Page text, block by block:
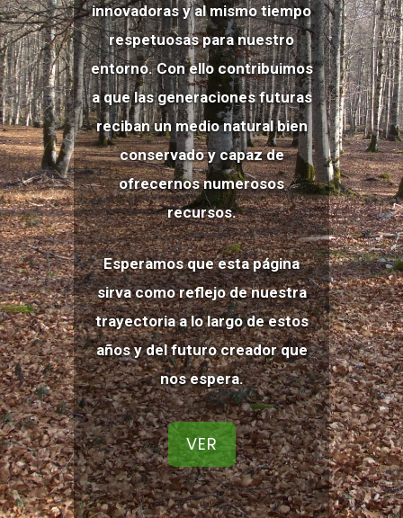
innovadoras y al mismo tiempo
respetuosas para nuestro
entorno. Con ello contribuimos
a que las generaciones futuras
reciban un medio natural bien
conservado y capaz de
ofrecernos numerosos
recursos.
Esperamos que esta página
sirva como reflejo de nuestra
trayectoria a lo largo de estos
años y del futuro creador que
nos espera.
VER